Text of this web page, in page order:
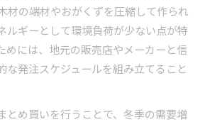
材の端材やおがくずを圧縮して作られ
ルギーとして環境負荷が少ない点が特
めには、地元の販売店やメーカーと信
な発注スケジュールを組み立てること
とめ買いを行うことで、冬季の需要増